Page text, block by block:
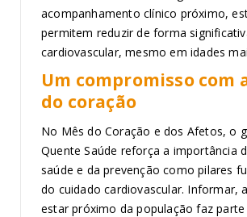
acompanhamento clínico próximo,
permitem reduzir de forma
cardiovascular, mesmo em idades
Um compromisso com
do coração
No Mês do Coração e dos Afetos, o
Quente Saúde reforça a importância
saúde e da prevenção como pilares
do cuidado cardiovascular. Informar,
estar próximo da população faz parte